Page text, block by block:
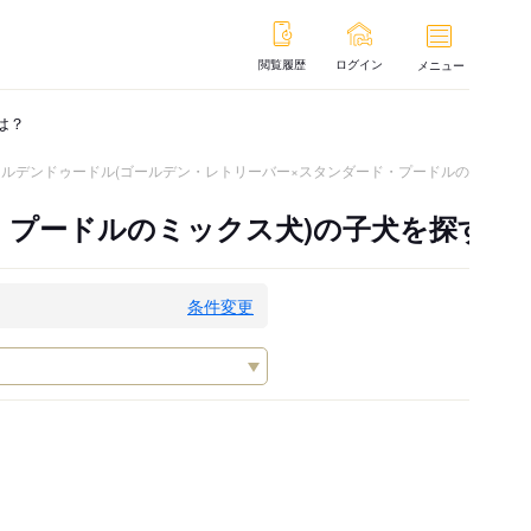
閲覧履歴 ログイン メニュー
？
デンドゥードル(ゴールデン・レトリーバー×スタンダード・プードルのミック
ードルのミックス犬)の子犬を探す
条件変更